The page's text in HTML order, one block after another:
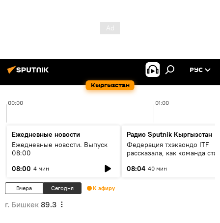
Кыргызстан
РУС
00:00 01:00
Ежедневные новости
Ежедневные новости. Выпуск
08:00
08:00 4 мин
Радио Sputnik Кыргызстан
Федерация тхэквондо ITF
рассказала, как команда
08:04 40 мин
Вчера Сегодня К эфиру
г. Бишкек 89.3